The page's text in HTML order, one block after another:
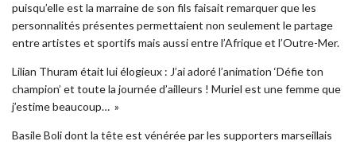
puisqu’elle est la marraine de son fils faisait remarquer que les
personnalités présentes permettaient non seulement le partage
entre artistes et sportifs mais aussi entre l’Afrique et l’Outre-Mer.
Lilian Thuram était lui élogieux : J’ai adoré l’animation ‘Défie ton
champion’ et toute la journée d’ailleurs ! Muriel est une femme que
j’estime beaucoup… »
Basile Boli dont la tête est vénérée par les supporters marseillais